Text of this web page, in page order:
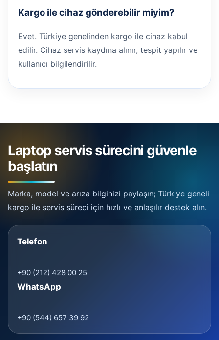
Kargo ile cihaz gönderebilir miyim?
Evet. Türkiye genelinden kargo ile cihaz kabul
edilir. Cihaz servis kaydına alınır, tespit yapılır ve
kullanıcı bilgilendirilir.
Laptop servis sürecini güvenle
başlatın
Marka, model ve arıza bilginizi paylaşın; Türkiye geneli
kargo ile servis süreci için hızlı ve anlaşılır destek alın.
Telefon
+90 (212) 428 00 25
WhatsApp
+90 (544) 657 39 92